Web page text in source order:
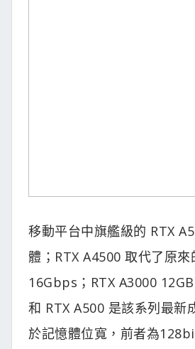
移動平台中旗艦級的 RTX
體；RTX A4500 取代了原
16Gbps；RTX A3000
和 RTX A500 是該系列最新
於記憶體位寬，前者為